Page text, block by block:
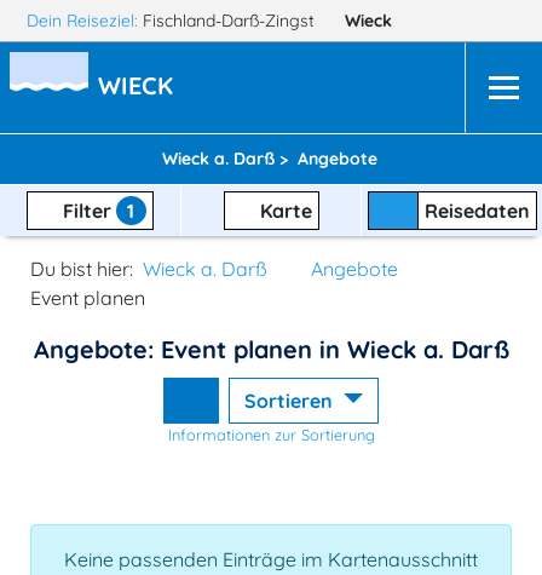
Dein Reiseziel: Fischland-Darß-Zingst Wieck
WIECK
Wieck a. Darß > Angebote
Filter 1 Karte Reisedaten
Du bist hier: Wieck a. Darß
Angebote
Event planen
Angebote: Event planen in Wieck a. Darß
Sortieren
Informationen zur Sortierung
Keine passenden Einträge im Kartenausschnitt